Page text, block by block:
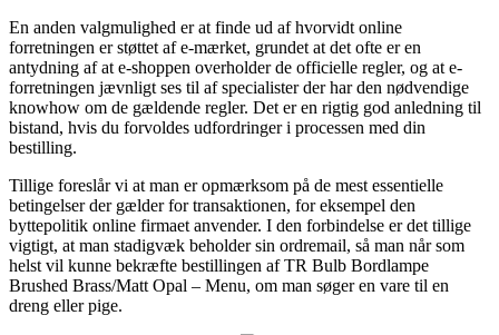
En anden valgmulighed er at finde ud af hvorvidt online
forretningen er støttet af e-mærket, grundet at det ofte er en
antydning af at e-shoppen overholder de officielle regler, og at e-
forretningen jævnligt ses til af specialister der har den nødvendige
knowhow om de gældende regler. Det er en rigtig god anledning til
bistand, hvis du forvoldes udfordringer i processen med din
bestilling.
Tillige foreslår vi at man er opmærksom på de mest essentielle
betingelser der gælder for transaktionen, for eksempel den
byttepolitik online firmaet anvender. I den forbindelse er det tillige
vigtigt, at man stadigvæk beholder sin ordremail, så man når som
helst vil kunne bekræfte bestillingen af TR Bulb Bordlampe
Brushed Brass/Matt Opal – Menu, om man søger en vare til en
dreng eller pige.